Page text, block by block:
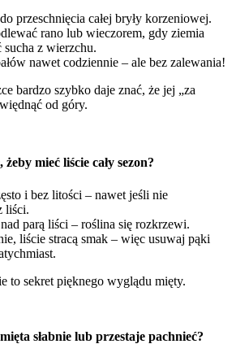
przeschnięcia całej bryły korzeniowej.
rano lub wieczorem, gdy ziemia
sucha z wierzchu.
nawet codziennie – ale bez zalewania!
bardzo szybko daje znać, że jej „za
od góry.
mieć liście cały sezon?
i bez litości – nawet jeśli nie
liści.
parą liści – roślina się rozkrzewi.
liście stracą smak – więc usuwaj pąki
to sekret pięknego wyglądu mięty.
słabnie lub przestaje pachnieć?